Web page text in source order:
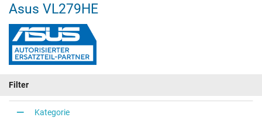
Asus VL279HE
Filter
Kategorie